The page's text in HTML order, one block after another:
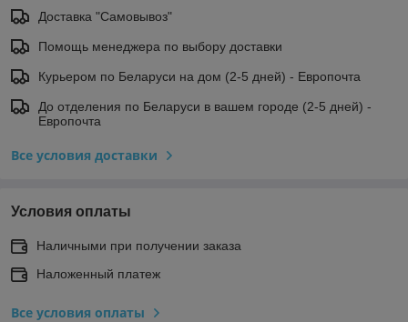
Доставка "Самовывоз"
Помощь менеджера по выбору доставки
Курьером по Беларуси на дом (2-5 дней) - Европочта
До отделения по Беларуси в вашем городе (2-5 дней) -
Европочта
Все условия доставки
Условия оплаты
Наличными при получении заказа
Наложенный платеж
Все условия оплаты